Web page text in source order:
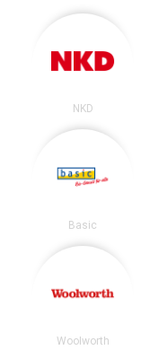
NKD
Basic
Woolworth